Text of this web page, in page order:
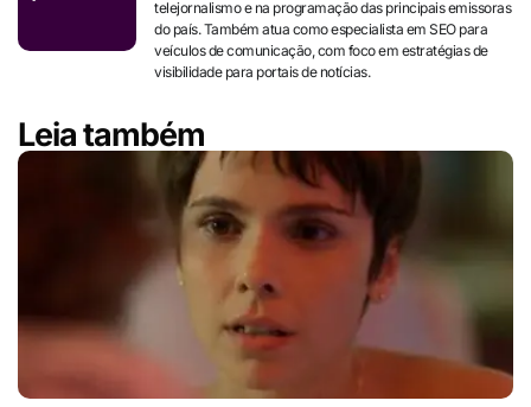
telejornalismo e na programação das principais emissoras
do país. Também atua como especialista em SEO para
veículos de comunicação, com foco em estratégias de
visibilidade para portais de notícias.
Leia também